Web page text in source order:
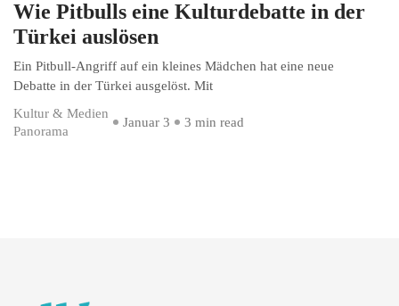
Wie Pitbulls eine Kulturdebatte in der
Türkei auslösen
Ein Pitbull-Angriff auf ein kleines Mädchen hat eine neue
Debatte in der Türkei ausgelöst. Mit
Kultur & Medien
Panorama
Januar 3 3 min read